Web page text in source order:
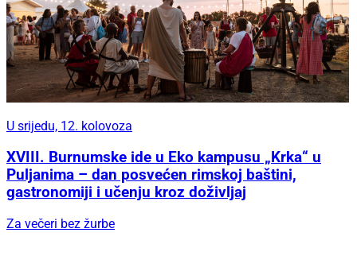
U srijedu, 12. kolovoza
XVIII. Burnumske ide u Eko kampusu „Krka“ u
Puljanima – dan posvećen rimskoj baštini,
gastronomiji i učenju kroz doživljaj
Za večeri bez žurbe